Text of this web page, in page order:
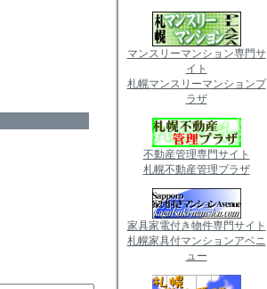
マンスリーマンション専門サ
イト
札幌マンスリーマンションプ
ラザ
不動産管理専門サイト
札幌不動産管理プラザ
家具家電付き物件専門サイト
札幌家具付マンションアベニ
ュー